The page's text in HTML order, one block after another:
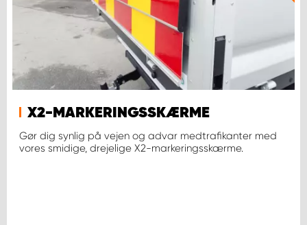
X2-MARKERINGSSKÆRME
Gør dig synlig på vejen og advar medtrafikanter med
vores smidige, drejelige X2-markeringsskærme.